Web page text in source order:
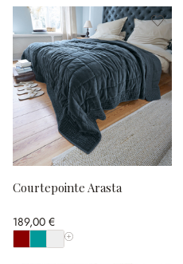
Courtepointe Arasta
189,00 €
Afficher toutes les couleurs